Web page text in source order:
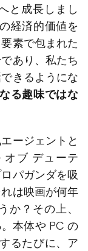
と成長しまし
経済的価値を
素で包まれた
あり、私たち
きるようにな
る趣味ではな
ージェントと
オブ デューテ
パガンダを吸
は映画が何年
か？その上、
。本体や PC の
るたびに、ア